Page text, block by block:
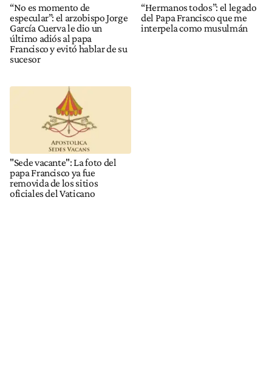
“No es momento de
especular”: el arzobispo Jorge
García Cuerva le dio un
último adiós al papa
Francisco y evitó hablar de su
sucesor
“Hermanos todos”: el legado
del Papa Francisco que me
interpela como musulmán
"Sede vacante": La foto del
papa Francisco ya fue
removida de los sitios
oficiales del Vaticano